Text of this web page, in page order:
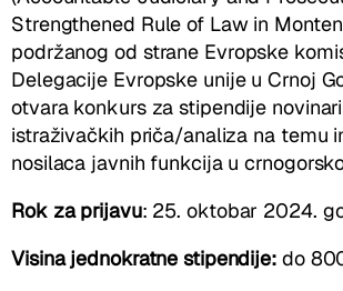
Strengthened Rule of Law in
podržanog od strane Evropske
Delegacije Evropske unije u Crnoj
otvara konkurs za stipendije
istraživačkih priča/analiza na temu
nosilaca javnih funkcija u
Rok za prijavu: 25. oktobar 2024.
Visina jednokratne stipendije: do